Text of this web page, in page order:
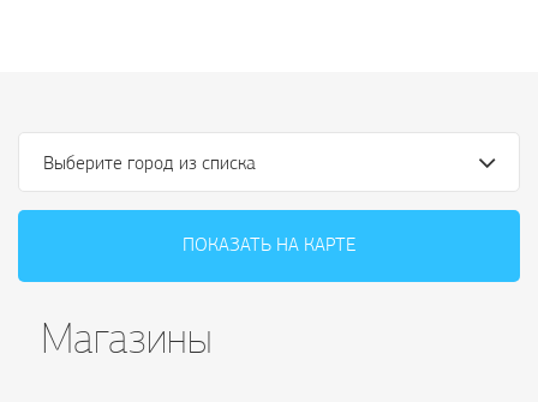
Выберите город из списка
ПОКАЗАТЬ НА КАРТЕ
Магазины